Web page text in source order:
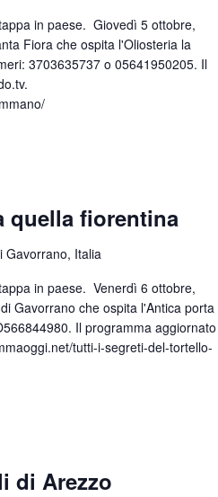
in paese. Giovedì 5 ottobre,
Fiora che ospita l'Oliosteria la
3703635737 o 05641950205. Il
quella fiorentina
Gavorrano, Italia
in paese. Venerdì 6 ottobre,
Gavorrano che ospita l'Antica porta
Il programma aggiornato
tutti-i-segreti-del-tortello-
di Arezzo